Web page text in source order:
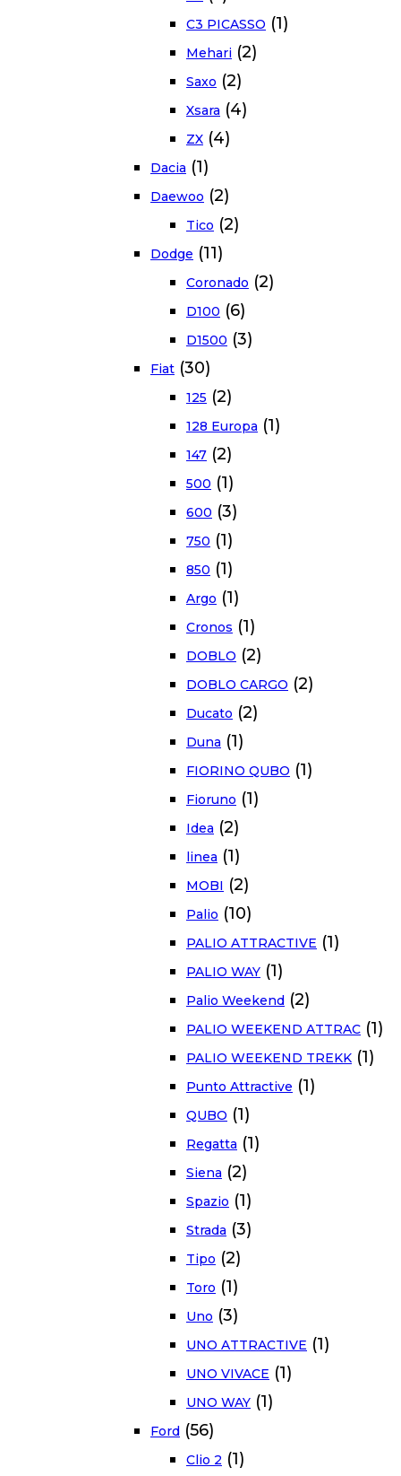
C3 PICASSO (1)
Mehari (2)
Saxo (2)
Xsara (4)
ZX (4)
Dacia (1)
Daewoo (2)
Tico (2)
Dodge (11)
Coronado (2)
D100 (6)
D1500 (3)
Fiat (30)
125 (2)
128 Europa (1)
147 (2)
500 (1)
600 (3)
750 (1)
850 (1)
Argo (1)
Cronos (1)
DOBLO (2)
DOBLO CARGO (2)
Ducato (2)
Duna (1)
FIORINO QUBO (1)
Fioruno (1)
Idea (2)
linea (1)
MOBI (2)
Palio (10)
PALIO ATTRACTIVE (1)
PALIO WAY (1)
Palio Weekend (2)
PALIO WEEKEND ATTRAC (1)
PALIO WEEKEND TREKK (1)
Punto Attractive (1)
QUBO (1)
Regatta (1)
Siena (2)
Spazio (1)
Strada (3)
Tipo (2)
Toro (1)
Uno (3)
UNO ATTRACTIVE (1)
UNO VIVACE (1)
UNO WAY (1)
Ford (56)
Clio 2 (1)